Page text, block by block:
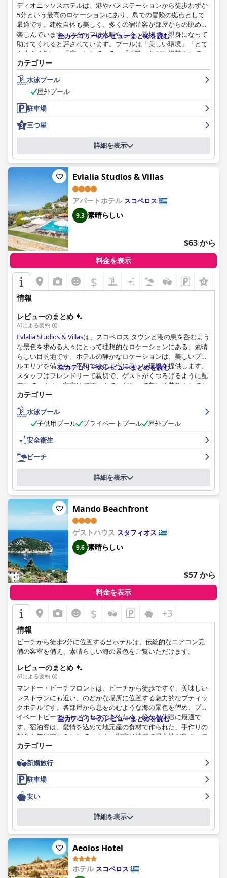
ディオニッソスホテルは、港やバスステーションから徒歩わずか
5分という最高のロケーションにあり、島での冒険の拠点として
最適です。建物自体も美しく、多くの宿泊客が部屋からの眺めを
楽しんでいます。スタッフは素晴らしく、親切で、親身になって
助けてくれると評されています。プールは「美しい環境」「とて
も大きく深い」「広々としている」「素敵」などと絶賛されてい
ます。バスルームや部屋の快適さが少し足りないと感じる宿泊客
もいますが、ホテルはその清潔さと魅力的な内装で賞賛されてい
ます。朝食の評価は分かれていますが、楽しんだ人は豊富で、あ
らゆる好みに対応できると評価しています。全体として、ディオ
ニッソスは、素晴らしいロケーション、フレンドリーなスタッ
フ、美しいプールを備えた、気兼ねのない滞在に最適な選択肢で
す。
全カテゴリーのレビューまとめを読む
カテゴリー
水泳プール
屋外プール
駐車場
三つ星
詳細を表示
Evlalia Studios & Villas
アパートホテル スコペロス
9.3 素晴らしい
$63 から
料金を表示
$
情報
レビューのまとめ
AIによる要約
Evlalia Studios & Villasは、スコペロス タウンと港の息を呑むよう
な景色を求める人々にとって理想的なロケーションにある、素晴
らしい目的地です。ホテルの静かなロケーションは、美しいプー
ルエリアを備えた、平和で絵のように美しい環境を提供します。
スタッフはフレンドリーで親切で、ゲストがくつろげるように配
慮しています。客室は細部にまでこだわって美しく装飾されてお
り、快適なベッド、モダンな設備、機能的な簡易キッチンが備わ
っています。庭園は見事で、手入れが行き届いています。プール
も清潔で広々としており、ゲストが日光浴をするのに十分なスペ
ースを提供します。ホテルのスタッフは控えめで、気配りがあ
り、ゲストが快適で思い出に残る滞在ができるように、あらゆる
ことを喜んで行います。プールはこのホテルのハイライトの1つ
であることは間違いありませんが、部屋のグラスやカップが少し
限られていること、プールのバーの食事の選択肢が改善される可
能性があることを指摘するゲストもいます。それにもかかわら
ず、ほとんどのゲストは、プールは素晴らしく、魔法のよう、美
しい、素晴らしいと表現しています。Evlalia Studios & Villasでの
ディナー体験は、ほとんどのゲストにとって非常に楽しいもので
あり、いくつかの小さな批判が述べられているだけです。全体と
Evlalia Studios & Villas
よって作られた、格別なサービスと歓迎的でフレンドリーな雰囲
気に感謝しています。
全カテゴリーのレビューまとめを読む
カテゴリー
水泳プール
子供用プール
プライベートプール
屋外プール
安全衛生
ビーチ
詳細を表示
Mando Beachfront
ゲストハウス スタフィオス
9.6 素晴らしい
$57 から
料金を表示
$ +3
情報
ビーチから徒歩2分に位置する当ホテルは、伝統的なエアコン完
備の客室を備え、素晴らしい海の景色をご覧いただけます。
レビューのまとめ
AIによる要約
マンドー・ビーチフロントは、ビーチから徒歩ですぐ、美味しい
レストランにも近い、のどかな場所に位置する魅力的なブティッ
クホテルです。各部屋から息をのむような海の景色を望め、プラ
イベートビーチにもアクセスできるため、静かな休暇に最適で
す。宿泊客は、愛情を込めて地元産の食材で作られた、手作りの
朝食を毎日楽しみにしています。客室は清潔で居心地が良く、モ
ダンなアメニティが備わっており、ミニキッチンが付いている部
屋もあります。ホテルは申し分なく清潔で、スタッフは心から親
切で親身になっており、宿泊客が快適で楽しい滞在を送れるよ
う、あらゆる努力を惜しみません。全体として、マンドー・ビー
チフロントは、美しいスコペロス島での滞在に理想的な場所で
す。
全カテゴリーのレビューまとめを読む
カテゴリー
新婚旅行
駐車場
安い
詳細を表示
Aeolos Hotel
ホテル スコペロス